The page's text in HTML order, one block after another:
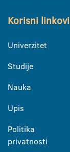
Korisni linkovi
Univerzitet
Studije
Nauka
Upis
Politika
privatnosti